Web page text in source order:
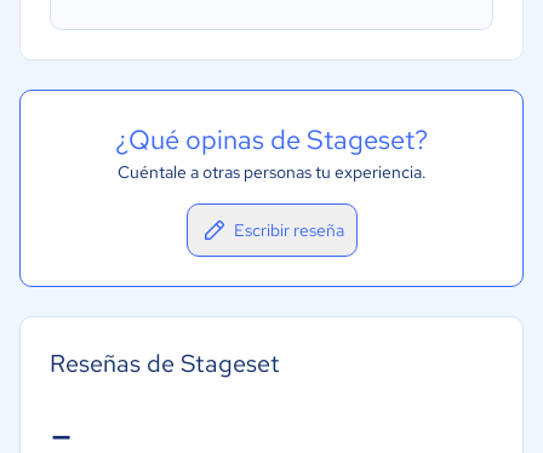
¿Qué opinas de Stageset?
Cuéntale a otras personas tu experiencia.
Escribir reseña
Reseñas de Stageset
-